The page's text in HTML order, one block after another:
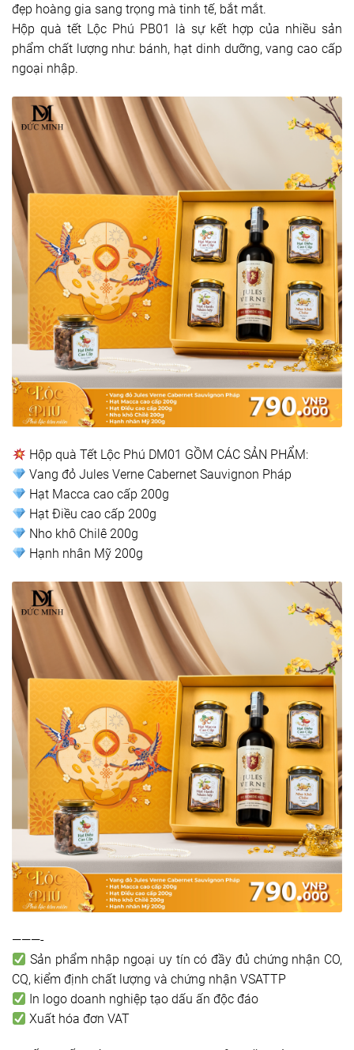
đẹp hoàng gia sang trọng mà tinh tế, bắt mắt.
Hộp quà tết Lộc Phú PB01 là sự kết hợp của nhiều sản
phẩm chất lượng như: bánh, hạt dinh dưỡng, vang cao cấp
ngoại nhập.
Hộp quà Tết Lộc Phú DM01 GỒM CÁC SẢN PHẨM:
Vang đỏ Jules Verne Cabernet Sauvignon Pháp
Hạt Macca cao cấp 200g
Hạt Điều cao cấp 200g
Nho khô Chilê 200g
Hạnh nhân Mỹ 200g
———-
Sản phẩm nhập ngoại uy tín có đầy đủ chứng nhận CO,
CQ, kiểm định chất lượng và chứng nhận VSATTP
In logo doanh nghiệp tạo dấu ấn độc đáo
Xuất hóa đơn VAT